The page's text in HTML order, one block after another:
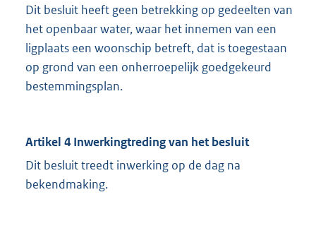
Dit besluit heeft geen betrekking op gedeelten van
het openbaar water, waar het innemen van een
ligplaats een woonschip betreft, dat is toegestaan
op grond van een onherroepelijk goedgekeurd
bestemmingsplan.
Artikel 4 Inwerkingtreding van het besluit
Dit besluit treedt inwerking op de dag na
bekendmaking.